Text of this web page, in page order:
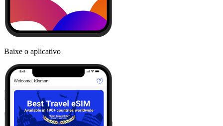
Baixe o aplicativo